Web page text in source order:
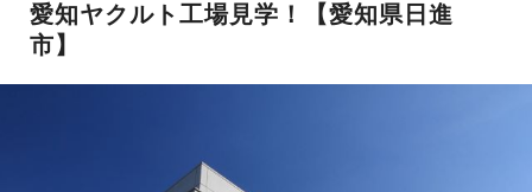
愛知ヤクルト工場見学！【愛知県日進
市】